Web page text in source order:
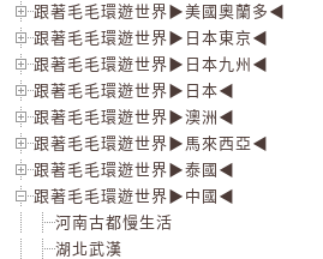
跟著毛毛環遊世界▶美國奧蘭多◀
跟著毛毛環遊世界▶日本東京◀
跟著毛毛環遊世界▶日本九州◀
跟著毛毛環遊世界▶日本◀
跟著毛毛環遊世界▶澳洲◀
跟著毛毛環遊世界▶馬來西亞◀
跟著毛毛環遊世界▶泰國◀
跟著毛毛環遊世界▶中國◀
河南古都慢生活
湖北武漢